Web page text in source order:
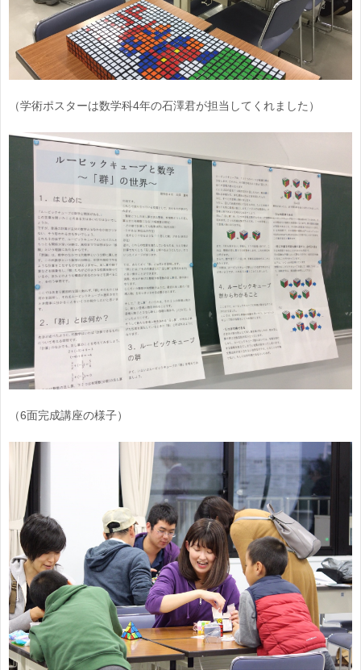
（学術ポスターは数学科4年の石澤君が担当してくれました）
（6面完成講座の様子）